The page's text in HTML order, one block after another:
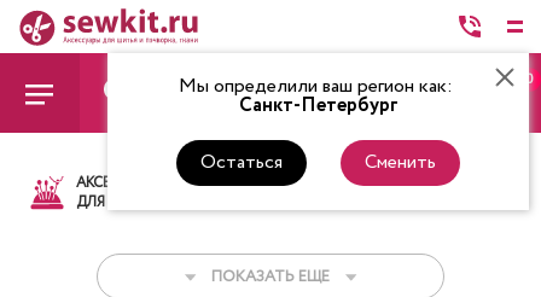
Мы определили ваш регион как:
Санкт-Петербург
Остаться Сменить
0
АКСЕССУАРЫ
ДЛЯ ШИТЬЯ
ТКАНИ НИТКИ
ПОКАЗАТЬ ЕЩЕ